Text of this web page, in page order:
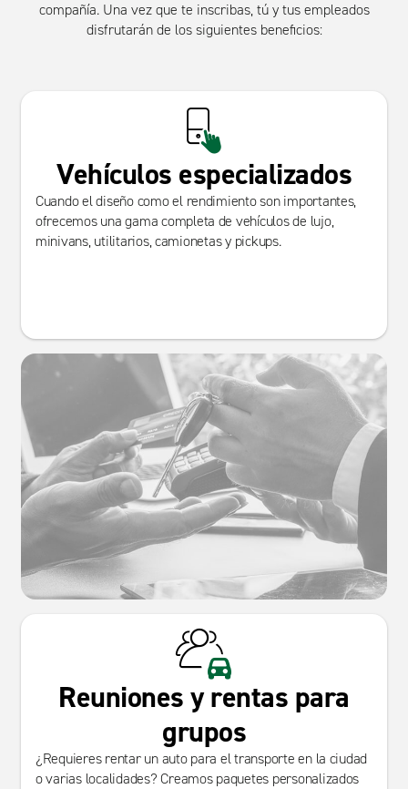
compañía. Una vez que te inscribas, tú y tus empleados
disfrutarán de los siguientes beneficios:
Vehículos especializados
Cuando el diseño como el rendimiento son importantes,
ofrecemos una gama completa de vehículos de lujo,
minivans, utilitarios, camionetas y pickups.
Reuniones y rentas para
grupos
¿Requieres rentar un auto para el transporte en la ciudad
o varias localidades? Creamos paquetes personalizados